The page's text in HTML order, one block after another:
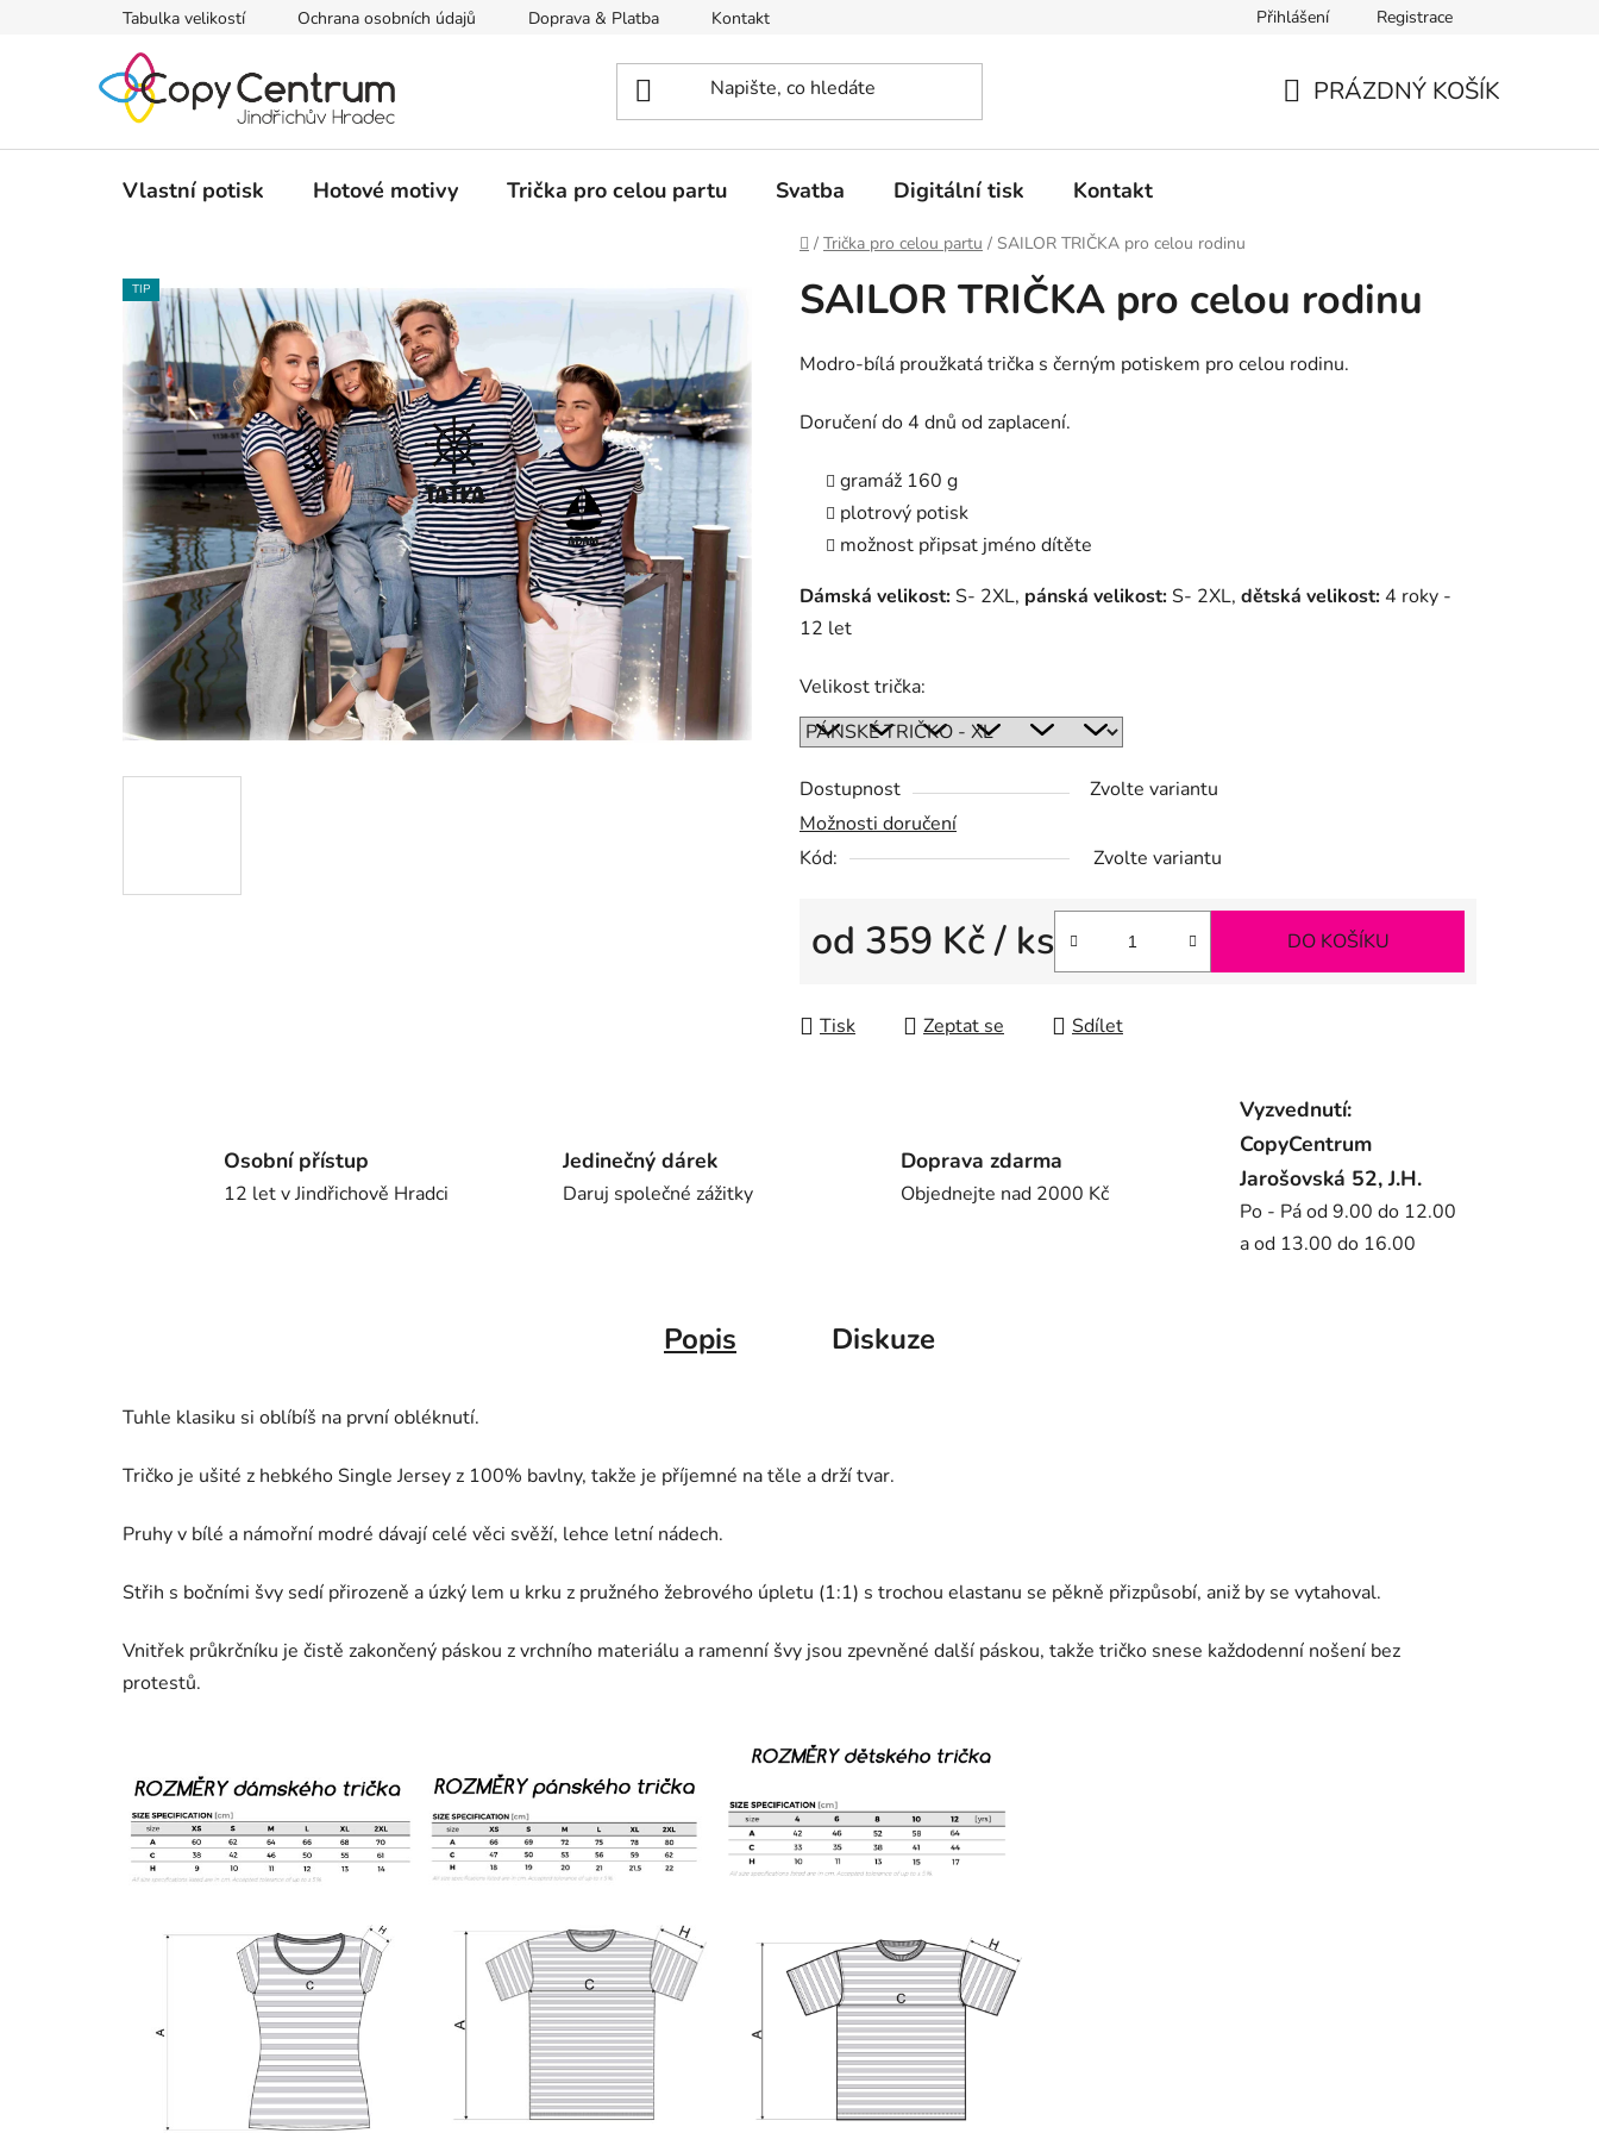
Tabulka velikostí Ochrana osobních údajů Doprava & Platba Kontakt Přihlášení Registrace
PRÁZDNÝ KOŠÍK
Vlastní potisk Hotové motivy Trička pro celou partu Svatba Digitální tisk Kontakt
Domů
/ Trička pro celou partu / SAILOR TRIČKA pro celou rodinu
SAILOR TRIČKA pro celou rodinu
Modro-bílá proužkatá trička s černým potiskem pro celou rodinu.
Doručení do 4 dnů od zaplacení.
gramáž 160 g
plotrový potisk
možnost připsat jméno dítěte
Dámská velikost:S- 2XL, pánská velikost:S- 2XL, dětská velikost: 4 roky -
12 let
Velikost trička:
Dostupnost
Zvolte variantu
Možnosti doručení
Kód:
Zvolte variantu
od 359 Kč/ ks DO KOŠÍKU
Tisk Zeptat se Sdílet
TIP
Osobní přístup
12 let v Jindřichově Hradci
Jedinečný dárek
Daruj společné zážitky
Doprava zdarma
Objednejte nad 2000 Kč
Vyzvednutí:
CopyCentrum
Jarošovská 52, J.H.
Po - Pá od 9.00 do 12.00
a od 13.00 do 16.00
Popis Diskuze
Tuhle klasiku si oblíbíš na první obléknutí.
Tričko je ušité z hebkého Single Jersey z 100% bavlny, takže je příjemné na těle a drží tvar.
Pruhy v bílé a námořní modré dávají celé věci svěží, lehce letní nádech.
Střih s bočními švy sedí přirozeně a úzký lem u krku z pružného žebrového úpletu (1:1) s trochou elastanu se pěkně přizpůsobí, aniž by se vytahoval.
Vnitřek průkrčníku je čistě zakončený páskou z vrchního materiálu a ramenní švy jsou zpevněné další páskou, takže tričko snese každodenní nošení bez
protestů.